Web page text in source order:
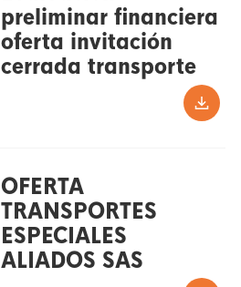
preliminar financiera
oferta invitación
cerrada transporte
OFERTA
TRANSPORTES
ESPECIALES
ALIADOS SAS